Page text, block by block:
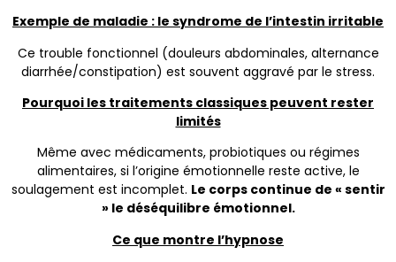
Exemple de maladie : le syndrome de l’intestin irritable
Ce trouble fonctionnel (douleurs abdominales, alternance
diarrhée/constipation) est souvent aggravé par le stress.
Pourquoi les traitements classiques peuvent rester
limités
Même avec médicaments, probiotiques ou régimes
alimentaires, si l’origine émotionnelle reste active, le
soulagement est incomplet. Le corps continue de « sentir
» le déséquilibre émotionnel.
Ce que montre l’hypnose